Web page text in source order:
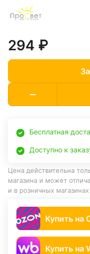
294 ₽
Бесплатная
Доступно к
Цена действительна
магазина и может
и в розничных магазинах
Купить на
Купить на